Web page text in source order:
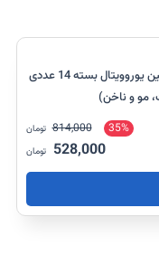
ساشه کلاژن پلاس بیوتین یوروویتال بسته 14 عددی
مو و ناخن)
35%
814,000 تومان
528,000 تومان